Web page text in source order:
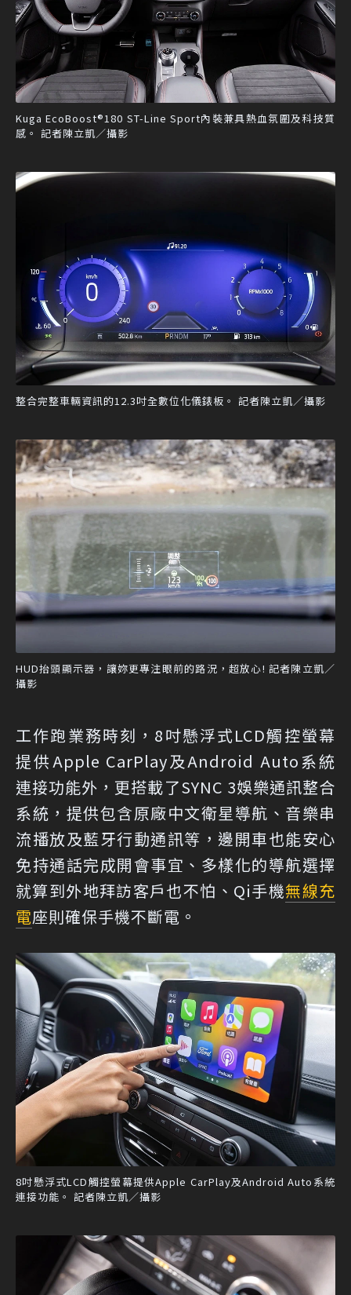
Kuga EcoBoost®180 ST-Line Sport內裝兼具熱血氛圍及科技質
感。 記者陳立凱／攝影
整合完整車輛資訊的12.3吋全數位化儀錶板。 記者陳立凱／攝影
HUD抬頭顯示器，讓妳更專注眼前的路況，超放心! 記者陳立凱／
攝影
工作跑業務時刻，8吋懸浮式LCD觸控螢幕
提供Apple CarPlay及Android Auto系統
連接功能外，更搭載了SYNC 3娛樂通訊整合
系統，提供包含原廠中文衛星導航、音樂串
流播放及藍牙行動通訊等，邊開車也能安心
免持通話完成開會事宜、多樣化的導航選擇
就算到外地拜訪客戶也不怕、Qi手機無線充
電座則確保手機不斷電。
8吋懸浮式LCD觸控螢幕提供Apple CarPlay及Android Auto系統
連接功能。 記者陳立凱／攝影